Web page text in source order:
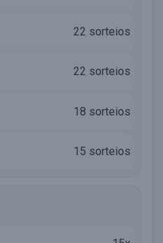
22 sorteios
22 sorteios
18 sorteios
15 sorteios